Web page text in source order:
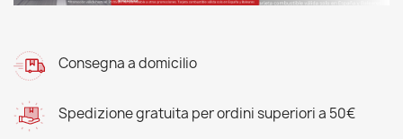
Consegna a domicilio
Spedizione gratuita per ordini superiori a 50€